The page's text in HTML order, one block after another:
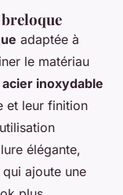
adaptée à
le matériau
inoxydable
et leur finition
élégante,
qui ajoute une